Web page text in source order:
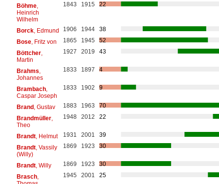
Böhme,
Heinrich
Wilhelm
1843 1915 22
Borck, Edmund 1906 1944
38
Bose, Fritz von 1865 1945
52
Böttcher,
Martin
1927 2019 43
Brahms
Johannes
1833 1897 4
Brambach,
Caspar Joseph
1833 1902 9
Brand, Gustav 1883 1963
70
Brandmüller,
Theo
1948 2012 22
Brandt, Helmut 1931 2001
39
Brandt, Vassily
(Willy)
1869 1923 30
Brandt, Willy 1869 1923
30
Brasch,
1945 2001 25